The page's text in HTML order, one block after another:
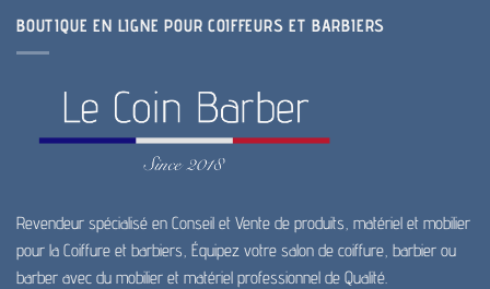
BOUTIQUE EN LIGNE POUR COIFFEURS ET BARBIERS
Revendeur spécialisé en Conseil et Vente de produits, matériel et mobilier
pour la Coiffure et barbiers, Équipez votre salon de coiffure, barbier ou
barber avec du mobilier et matériel professionnel de Qualité.